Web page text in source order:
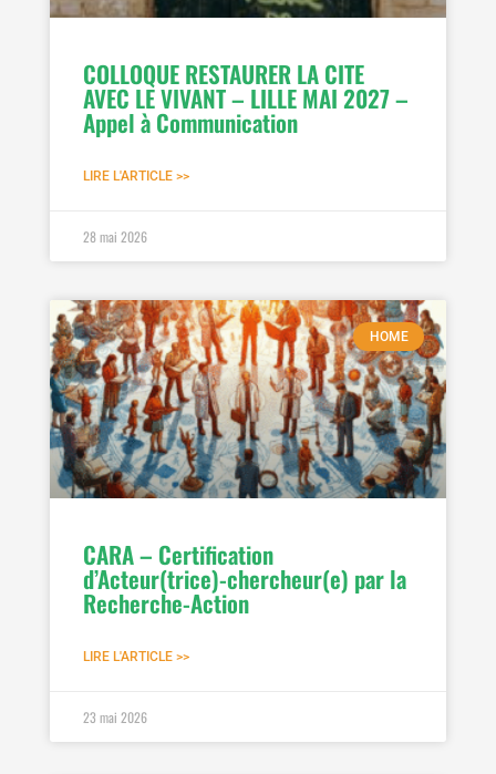
COLLOQUE RESTAURER LA CITE
AVEC LE VIVANT – LILLE MAI 2027 –
Appel à Communication
LIRE L'ARTICLE >>
28 mai 2026
HOME
CARA – Certification
d’Acteur(trice)-chercheur(e) par la
Recherche-Action
LIRE L'ARTICLE >>
23 mai 2026